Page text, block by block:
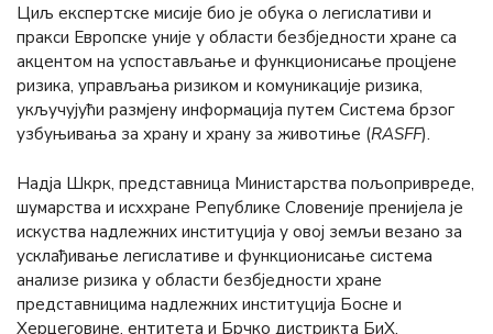
Циљ експертске мисије био је обука о легислативи и
пракси Европске уније у области безбједности хране са
акцентом на успостављање и функционисање процјене
ризика, управљања ризиком и комуникације ризика,
укључујући размјену информација путем Система брзог
узбуњивања за храну и храну за животиње (RASFF).
Надја Шкрк, представница Министарства пољопривреде,
шумарства и исххране Републике Словеније пренијела је
искуства надлежних институција у овој земљи везано за
усклађивање легислативе и функционисање система
анализе ризика у области безбједности хране
представницима надлежних институција Босне и
Херцеговине, ентитета и Брчко дистрикта БиХ.